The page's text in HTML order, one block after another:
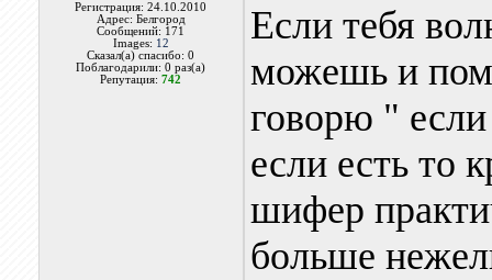
Регистрация: 24.10.2010
Адрес: Белгород
Сообщений: 171
Images: 12
Сказал(а) спасибо: 0
Поблагодарили: 0 раз(а)
Репутация:742
Если тебя
можешь и
говорю "
если есть то
шифер
больше